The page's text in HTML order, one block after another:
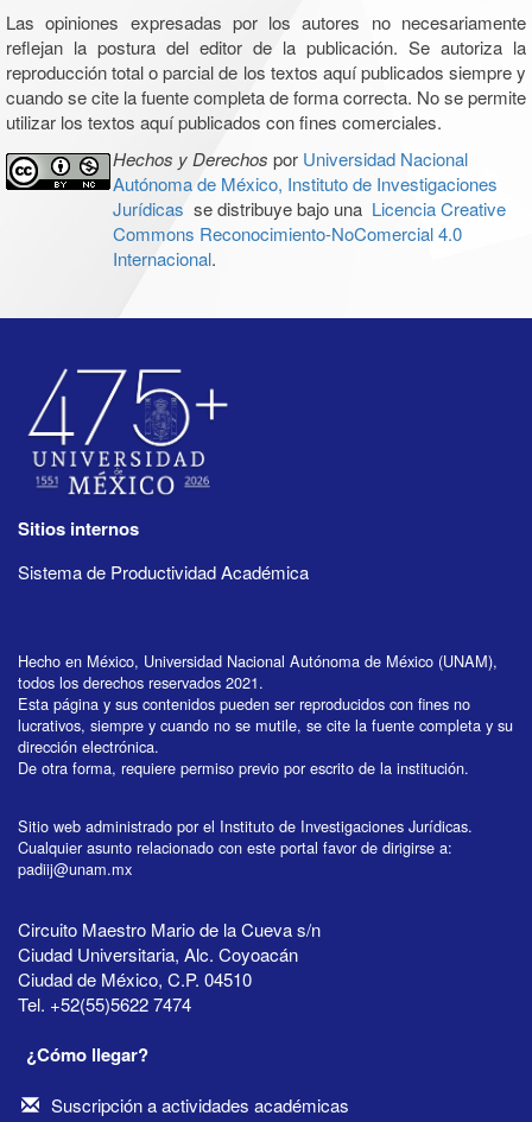
Las opiniones expresadas por los autores no necesariamente
reflejan la postura del editor de la publicación. Se autoriza la
reproducción total o parcial de los textos aquí publicados siempre y
cuando se cite la fuente completa de forma correcta. No se permite
utilizar los textos aquí publicados con fines comerciales.
Hechos y Derechos por Universidad Nacional
Autónoma de México, Instituto de Investigaciones
Jurídicas se distribuye bajo una Licencia Creative
Commons Reconocimiento-NoComercial 4.0
Internacional.
Sitios internos
Sistema de Productividad Académica
Hecho en México, Universidad Nacional Autónoma de México (UNAM),
todos los derechos reservados 2021.
Esta página y sus contenidos pueden ser reproducidos con fines no
lucrativos, siempre y cuando no se mutile, se cite la fuente completa y su
dirección electrónica.
De otra forma, requiere permiso previo por escrito de la institución.
Sitio web administrado por el Instituto de Investigaciones Jurídicas.
Cualquier asunto relacionado con este portal favor de dirigirse a:
padiij@unam.mx
Circuito Maestro Mario de la Cueva s/n
Ciudad Universitaria, Alc. Coyoacán
Ciudad de México, C.P. 04510
Tel. +52(55)5622 7474
¿Cómo llegar?
Suscripción a actividades académicas